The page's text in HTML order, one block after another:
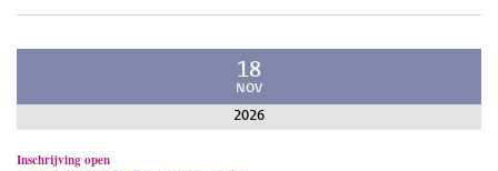
18
NOV
2026
Inschrijving open